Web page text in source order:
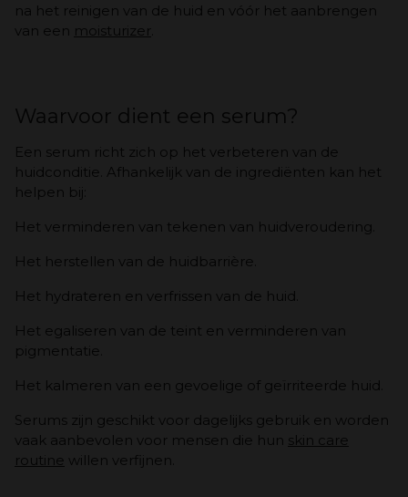
na het reinigen van de huid en vóór het aanbrengen
van een moisturizer
Waarvoor dient een serum?
Een serum richt zich op het verbeteren van de
huidconditie. Afhankelijk van de ingrediënten kan het
helpen bij:
Het verminderen van tekenen van huidveroudering.
Het herstellen van de huidbarrière.
Het hydrateren en verfrissen van de huid.
Het egaliseren van de teint en verminderen van
pigmentatie.
Het kalmeren van een gevoelige of geïrriteerde huid.
Serums zijn geschikt voor dagelijks gebruik en worden
vaak aanbevolen voor mensen die hun skin care
routine willen verfijnen.